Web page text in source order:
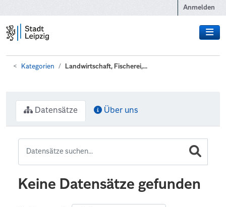
Anmelden
Kategorien Landwirtschaft, Fischerei,...
Datensätze Über uns
Keine Datensätze gefunden